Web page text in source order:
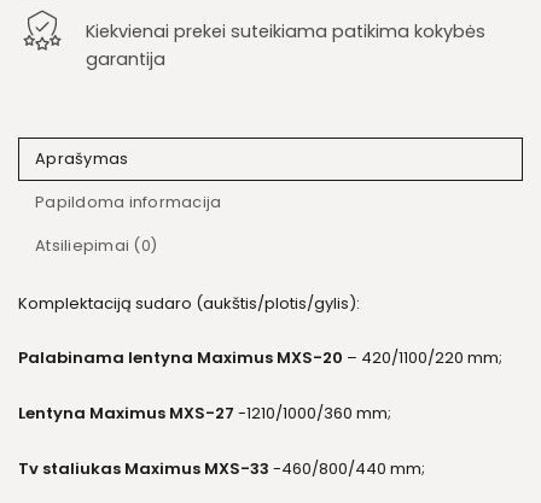
Kiekvienai prekei suteikiama patikima kokybės
garantija
Aprašymas
Papildoma informacija
Atsiliepimai (0)
Komplektaciją sudaro (aukštis/plotis/gylis):
Palabinama lentyna Maximus MXS-20 – 420/1100/220 mm;
Lentyna Maximus MXS-27 -1210/1000/360 mm;
Tv staliukas Maximus MXS-33 -460/800/440 mm;